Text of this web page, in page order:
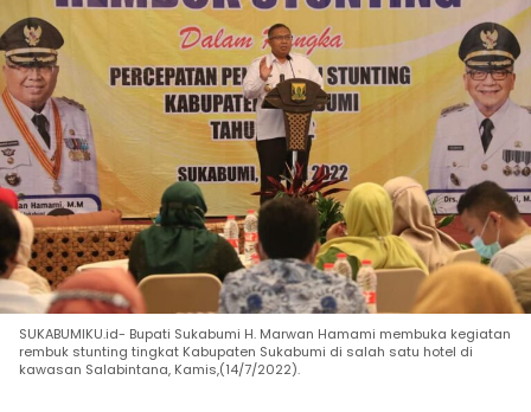
SUKABUMIKU.id- Bupati Sukabumi H. Marwan Hamami membuka kegiatan
rembuk stunting tingkat Kabupaten Sukabumi di salah satu hotel di
kawasan Salabintana, Kamis,(14/7/2022).